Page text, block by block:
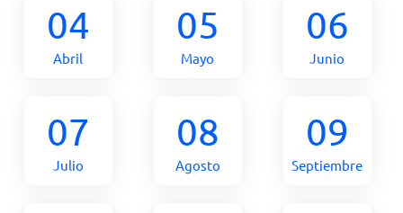
04
Abril
05
Mayo
06
Junio
07
Julio
08
Agosto
09
Septiembre